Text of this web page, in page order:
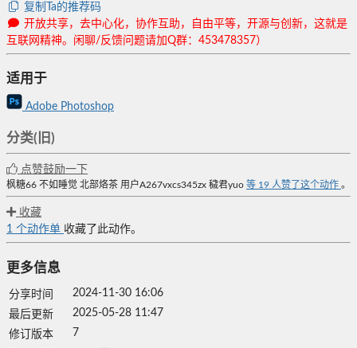
复制Ta的推荐码
开放共享，去中心化，协作互助，自由平等，开源与创新，这就是
互联网精神。闲聊/反馈问题请加Q群：453478357）
适用于
Adobe Photoshop
分类(旧)
点赞鼓励一下
枫糖66 不如睡觉 北部烙茶 用户A267vxcs345zx 穢君yuo 等 19 人赞了这个动作 。
收藏
1 个动作单 收藏了此动作。
更多信息
分享时间
2024-11-30 16:06
最后更新
2025-05-28 11:47
修订版本
7